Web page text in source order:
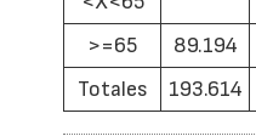
>=65 89.194
Totales
193.614